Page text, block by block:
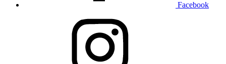
Facebook